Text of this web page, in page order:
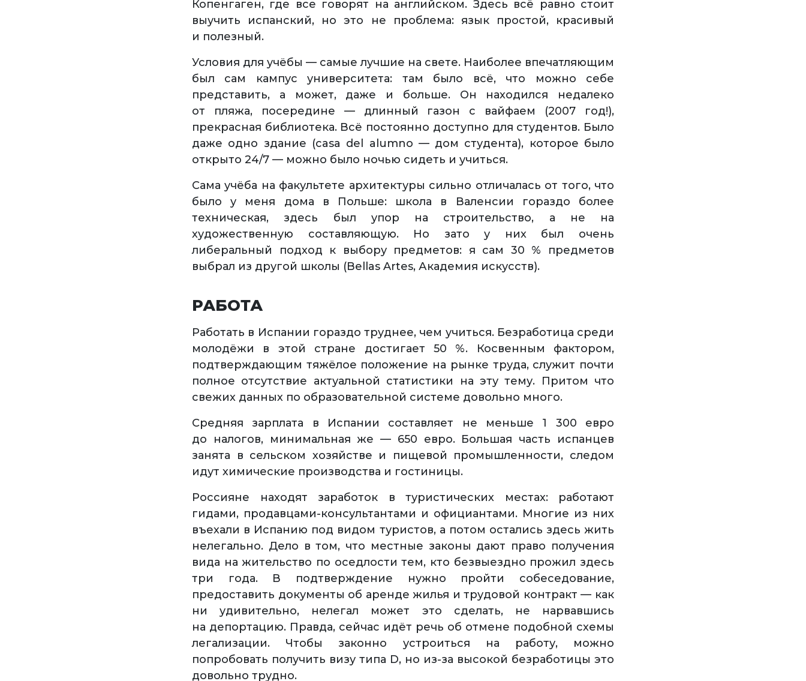
Копенгаген, где все говорят на английском. Здесь всё равно стоит
выучить испанский, но это не проблема: язык простой, красивый
и полезный.
Условия для учёбы — самые лучшие на свете. Наиболее впечатляющим
был сам кампус университета: там было всё, что можно себе
представить, а может, даже и больше. Он находился недалеко
от пляжа, посередине — длинный газон с вайфаем (2007 год!),
прекрасная библиотека. Всё постоянно доступно для студентов. Было
даже одно здание (casa del alumno — дом студента), которое было
открыто 24/7 — можно было ночью сидеть и учиться.
Сама учёба на факультете архитектуры сильно отличалась от того, что
было у меня дома в Польше: школа в Валенсии гораздо более
техническая, здесь был упор на строительство, а не на
художественную составляющую. Но зато у них был очень
либеральный подход к выбору предметов: я сам 30 % предметов
выбрал из другой школы (Bellas Artes, Академия искусств).
РАБОТА
Работать в Испании гораздо труднее, чем учиться. Безработица среди
молодёжи в этой стране достигает 50 %. Косвенным фактором,
подтверждающим тяжёлое положение на рынке труда, служит почти
полное отсутствие актуальной статистики на эту тему. Притом что
свежих данных по образовательной системе довольно много.
Средняя зарплата в Испании составляет не меньше 1 300 евро
до налогов, минимальная же — 650 евро. Большая часть испанцев
занята в сельском хозяйстве и пищевой промышленности, следом
идут химические производства и гостиницы.
Россияне находят заработок в туристических местах: работают
гидами, продавцами-консультантами и официантами. Многие из них
въехали в Испанию под видом туристов, а потом остались здесь жить
нелегально. Дело в том, что местные законы дают право получения
вида на жительство по оседлости тем, кто безвыездно прожил здесь
три года. В подтверждение нужно пройти собеседование,
предоставить документы об аренде жилья и трудовой контракт — как
ни удивительно, нелегал может это сделать, не нарвавшись
на депортацию. Правда, сейчас идёт речь об отмене подобной схемы
легализации. Чтобы законно устроиться на работу, можно
попробовать получить визу типа D, но из-за высокой безработицы это
довольно трудно.